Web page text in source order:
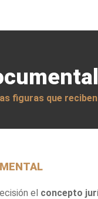
figuras que
el concepto